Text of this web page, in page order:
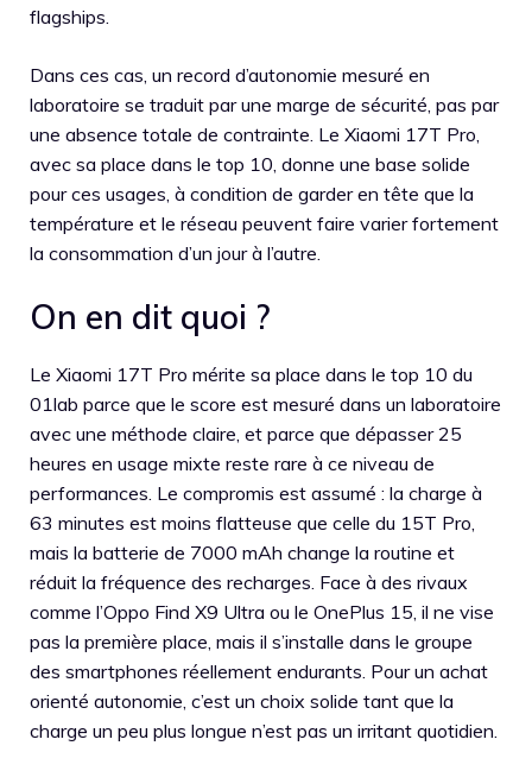
flagships.
Dans ces cas, un record d’autonomie mesuré en
laboratoire se traduit par une marge de sécurité, pas par
une absence totale de contrainte. Le Xiaomi 17T Pro,
avec sa place dans le top 10, donne une base solide
pour ces usages, à condition de garder en tête que la
température et le réseau peuvent faire varier fortement
la consommation d’un jour à l’autre.
On en dit quoi ?
Le Xiaomi 17T Pro mérite sa place dans le top 10 du
01lab parce que le score est mesuré dans un laboratoire
avec une méthode claire, et parce que dépasser 25
heures en usage mixte reste rare à ce niveau de
performances. Le compromis est assumé : la charge à
63 minutes est moins flatteuse que celle du 15T Pro,
mais la batterie de 7000 mAh change la routine et
réduit la fréquence des recharges. Face à des rivaux
comme l’Oppo Find X9 Ultra ou le OnePlus 15, il ne vise
pas la première place, mais il s’installe dans le groupe
des smartphones réellement endurants. Pour un achat
orienté autonomie, c’est un choix solide tant que la
charge un peu plus longue n’est pas un irritant quotidien.